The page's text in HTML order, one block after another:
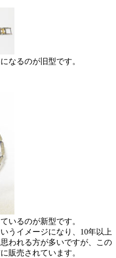
なるのが旧型です。
いるのが新型です。
うイメージになり、10年以上
われる方が多いですが、この
販売されています。